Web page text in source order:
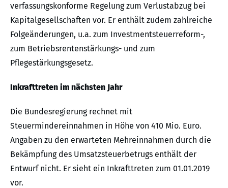
verfassungskonforme Regelung zum Verlustabzug bei
Kapitalgesellschaften vor. Er enthält zudem zahlreiche
Folgeänderungen, u.a. zum Investmentsteuerreform-,
zum Betriebsrentenstärkungs- und zum
Pflegestärkungsgesetz.
Inkrafttreten im nächsten Jahr
Die Bundesregierung rechnet mit
Steuermindereinnahmen in Höhe von 410 Mio. Euro.
Angaben zu den erwarteten Mehreinnahmen durch die
Bekämpfung des Umsatzsteuerbetrugs enthält der
Entwurf nicht. Er sieht ein Inkrafttreten zum 01.01.2019
vor.